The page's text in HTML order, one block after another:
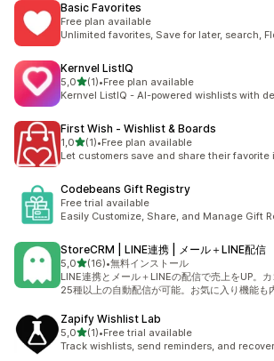
Basic Favorites
Free plan available
Unlimited favorites, Save for later, search,
Kernvel ListIQ
5,0z 5 hvězd
(1)
Celkový počet recenzí: 1
•Free plan available
Kernvel ListIQ - AI-powered wishlists with
First Wish ‑ Wishlist & Boards
1,0z 5 hvězd
(1)
Celkový počet recenzí: 1
•Free plan available
Let customers save and share their favorite
Codebeans Gift Registry
Free trial available
Easily Customize, Share, and Manage Gift
StoreCRM | LINE連携 | メール＋LINE配信
5,0z 5 hvězd
(16)
Celkový počet recenzí: 16
•無料インストール
LINE連携とメール＋LINEの配信で売上をUP。
25種以上の自動配信が可能。お気に入り機能も
Zapify Wishlist Lab
5,0z 5 hvězd
(1)
Celkový počet recenzí: 1
•Free trial available
Track wishlists, send reminders, and